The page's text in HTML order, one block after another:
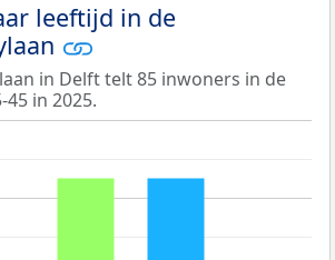
leeftijd in de
in Delft telt 85 inwoners in de
in 2025.